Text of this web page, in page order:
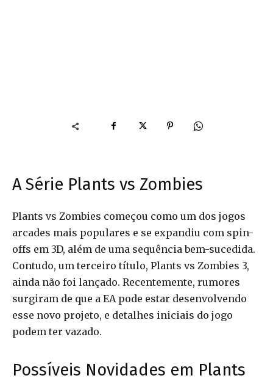
A Série Plants vs Zombies
Plants vs Zombies começou como um dos jogos
arcades mais populares e se expandiu com spin-
offs em 3D, além de uma sequência bem-sucedida.
Contudo, um terceiro título, Plants vs Zombies 3,
ainda não foi lançado. Recentemente, rumores
surgiram de que a EA pode estar desenvolvendo
esse novo projeto, e detalhes iniciais do jogo
podem ter vazado.
Possíveis Novidades em Plants